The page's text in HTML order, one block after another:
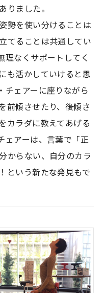
りました。
勢を使い分けることは
てることは共通してい
理なくサポートしてく
も活かしていけると思
チェアーに座りながら
前傾させたり、後傾さ
カラダに教えてあげる
ェアーは、言葉で「正
からない、自分のカラ
という新たな発見もで